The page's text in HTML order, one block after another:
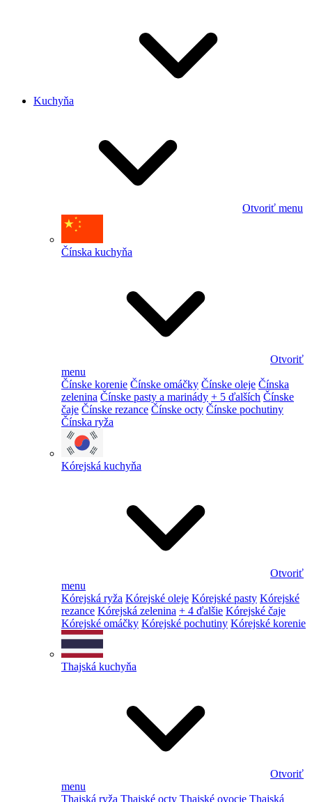
Kuchyňa
Otvoriť menu
Čínska kuchyňa
Otvoriť
menu
Čínske korenie Čínske omáčky Čínske oleje Čínska
zelenina Čínske pasty a marinády + 5 ďalších Čínske
čaje Čínske rezance Čínske octy Čínske pochutiny
Čínska ryža
Kórejská kuchyňa
Otvoriť
menu
Kórejská ryža Kórejské oleje Kórejské pasty Kórejské
rezance Kórejská zelenina + 4 ďalšie Kórejské čaje
Kórejské omáčky Kórejské pochutiny Kórejské korenie
Thajská kuchyňa
Otvoriť
menu
Thajská ryža Thajské octy Thajské ovocie Thajská